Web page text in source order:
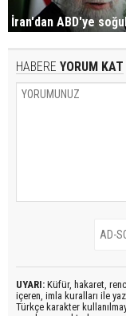
İran'dan ABD'ye
HABERE YORUM KAT
UYARI: Küfür, hakaret,
içeren, imla kuralları ile
Türkçe karakter